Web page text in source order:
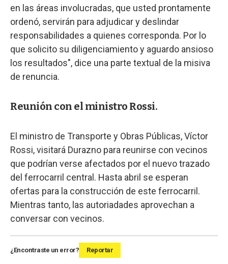
en las áreas involucradas, que usted prontamente
ordenó, servirán para adjudicar y deslindar
responsabilidades a quienes corresponda. Por lo
que solicito su diligenciamiento y aguardo ansioso
los resultados", dice una parte textual de la misiva
de renuncia.
Reunión con el ministro Rossi.
El ministro de Transporte y Obras Públicas, Víctor
Rossi, visitará Durazno para reunirse con vecinos
que podrían verse afectados por el nuevo trazado
del ferrocarril central. Hasta abril se esperan
ofertas para la construcción de este ferrocarril.
Mientras tanto, las autoriadades aprovechan a
conversar con vecinos.
¿Encontraste un error? Reportar